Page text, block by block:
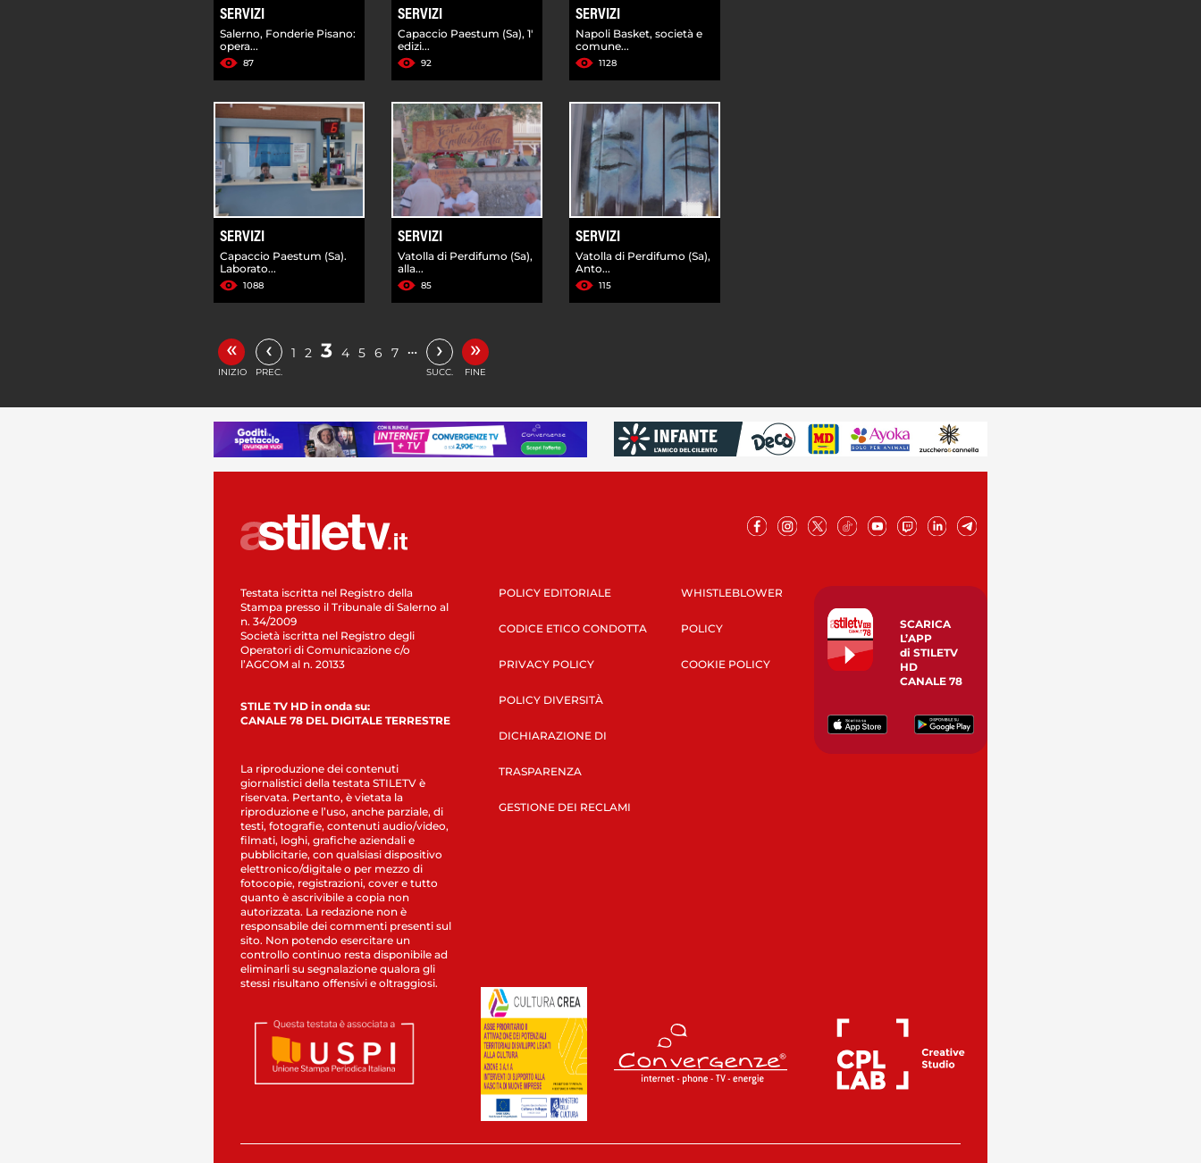
SERVIZI
Salerno, Fonderie Pisano:
opera...
87
SERVIZI
Capaccio Paestum (Sa), 1'
edizi...
92
SERVIZI
Napoli Basket, società e
comune...
1128
SERVIZI
Capaccio Paestum (Sa).
Laborato...
1088
SERVIZI
Vatolla di Perdifumo (Sa),
alla...
85
SERVIZI
Vatolla di Perdifumo (Sa),
Anto...
115
«
INIZIO
‹
PREC.
1 2 3 4 5 6 7 … ›
SUCC.
»
FINE
Testata iscritta nel Registro della
Stampa presso il Tribunale di Salerno al
n. 34/2009
Società iscritta nel Registro degli
Operatori di Comunicazione c/o
l’AGCOM al n. 20133
STILE TV HD in onda su:
CANALE 78 DEL DIGITALE TERRESTRE
La riproduzione dei contenuti
giornalistici della testata STILETV è
riservata. Pertanto, è vietata la
riproduzione e l’uso, anche parziale, di
testi, fotografie, contenuti audio/video,
filmati, loghi, grafiche aziendali e
pubblicitarie, con qualsiasi dispositivo
elettronico/digitale o per mezzo di
fotocopie, registrazioni, cover e tutto
quanto è ascrivibile a copia non
autorizzata. La redazione non è
responsabile dei commenti presenti sul
sito. Non potendo esercitare un
controllo continuo resta disponibile ad
eliminarli su segnalazione qualora gli
stessi risultano offensivi e oltraggiosi.
POLICY EDITORIALE
CODICE ETICO CONDOTTA
PRIVACY POLICY
POLICY DIVERSITÀ
DICHIARAZIONE DI
TRASPARENZA
GESTIONE DEI RECLAMI
WHISTLEBLOWER
POLICY
COOKIE POLICY
SCARICA
L’APP
di STILETV
HD
CANALE 78